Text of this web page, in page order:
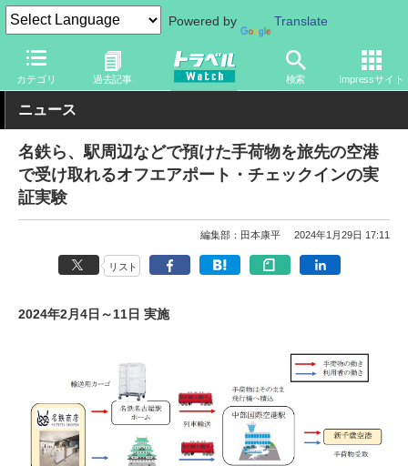
Powered by Translate
カテゴリ 過去記事 検索 Impressサイト
トラベル Watch 旅の方法 空旅 その他
ニュース
名鉄ら、駅周辺などで預けた手荷物を旅先の空港
で受け取れるオフエアポート・チェックインの実
証実験
編集部：田本康平 2024年1月29日 17:11
リスト
2024年2月4日～11日 実施